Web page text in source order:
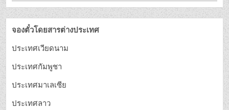
จองตั๋วโดยสารต่างประเทศ
ประเทศเวียดนาม
ประเทศกัมพูชา
ประเทศมาเลเซีย
ประเทศลาว